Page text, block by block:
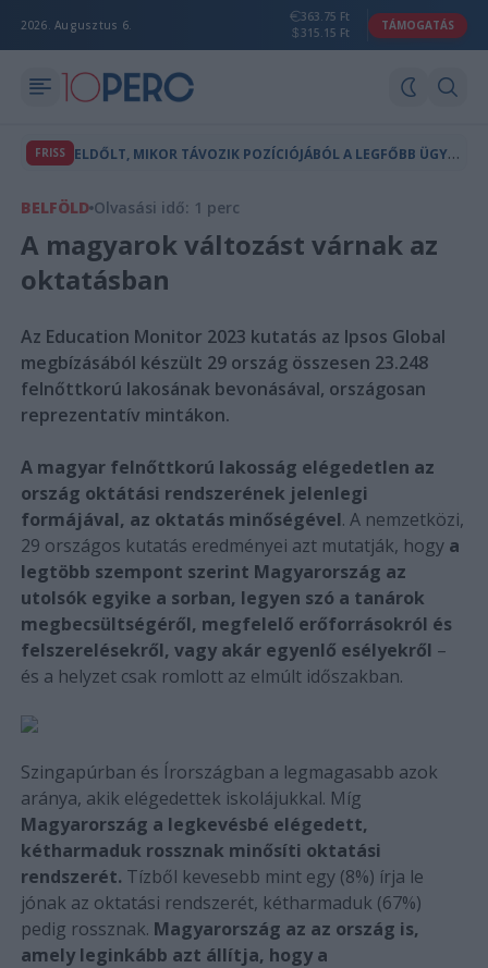
2026. Augusztus 6.
363.75 Ft
315.15 Ft
TÁMOGATÁS
FRISS E
LDŐLT, MIKOR TÁVOZIK POZÍCIÓJÁBÓL A LEGFŐBB ÜGYÉSZ
BELFÖLD Olvasási idő: 1 perc
A magyarok változást várnak az
oktatásban
Az Education Monitor 2023 kutatás az Ipsos Global
megbízásából készült 29 ország összesen 23.248
felnőttkorú lakosának bevonásával, országosan
reprezentatív mintákon.
A magyar felnőttkorú lakosság elégedetlen az
ország oktátási rendszerének jelenlegi
formájával, az oktatás minőségével. A nemzetközi,
29 országos kutatás eredményei azt mutatják, hogy a
legtöbb szempont szerint Magyarország az
utolsók egyike a sorban, legyen szó a tanárok
megbecsültségéről, megfelelő erőforrásokról és
felszerelésekről, vagy akár egyenlő esélyekről –
és a helyzet csak romlott az elmúlt időszakban.
Szingapúrban és Írországban a legmagasabb azok
aránya, akik elégedettek iskolájukkal. Míg
Magyarország a legkevésbé elégedett,
kétharmaduk rossznak minősíti oktatási
rendszerét. Tízből kevesebb mint egy (8%) írja le
jónak az oktatási rendszerét, kétharmaduk (67%)
pedig rossznak. Magyarország az az ország is,
amely leginkább azt állítja, hogy a